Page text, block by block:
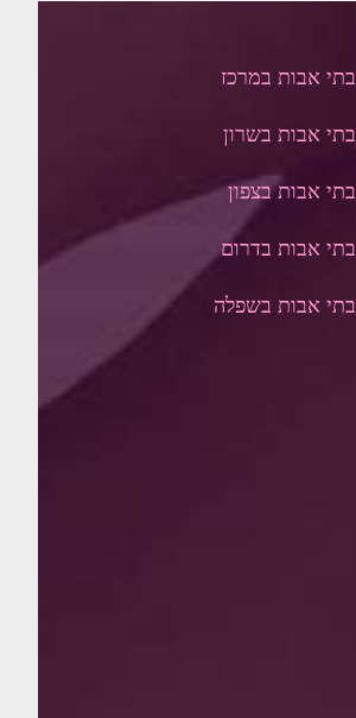
בתי אבות במרכז
בתי אבות בשרון
בתי אבות בצפון
בתי אבות בדרום
בתי אבות בשפלה